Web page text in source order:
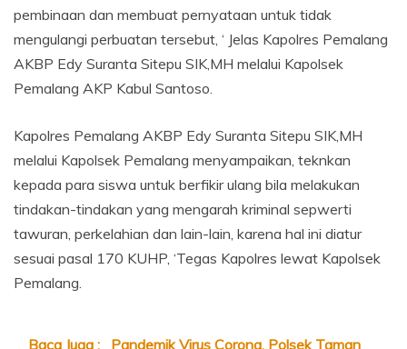
pembinaan dan membuat pernyataan untuk tidak
mengulangi perbuatan tersebut, ‘ Jelas Kapolres Pemalang
AKBP Edy Suranta Sitepu SIK,MH melalui Kapolsek
Pemalang AKP Kabul Santoso.
Kapolres Pemalang AKBP Edy Suranta Sitepu SIK,MH
melalui Kapolsek Pemalang menyampaikan, teknkan
kepada para siswa untuk berfikir ulang bila melakukan
tindakan-tindakan yang mengarah kriminal sepwerti
tawuran, perkelahian dan lain-lain, karena hal ini diatur
sesuai pasal 170 KUHP, ‘Tegas Kapolres lewat Kapolsek
Pemalang.
Baca Juga : Pandemik Virus Corona, Polsek Taman